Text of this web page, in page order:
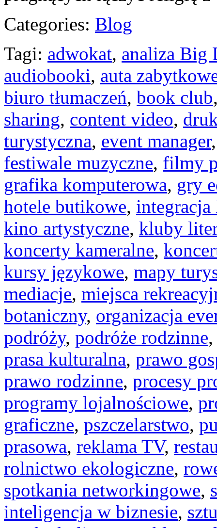
Categories: Blog
Tagi: adwokat, analiza Big
audiobooki, auta
biuro tłumaczeń, book club
sharing, content video,
turystyczna, event manager
festiwale muzyczne, filmy
grafika komputerowa, gry
hotele butikowe,
kino artystyczne, kluby
koncerty kameralne,
kursy językowe, mapy
mediacje, miejsca
botaniczny, organizacja
podróży, podróże rodzinne
prasa kulturalna, prawo
prawo rodzinne, procesy
programy lojalnościowe,
graficzne, pszczelarstwo,
prasowa, reklama TV,
rolnictwo ekologiczne,
spotkania networkingowe,
inteligencja w biznesie,